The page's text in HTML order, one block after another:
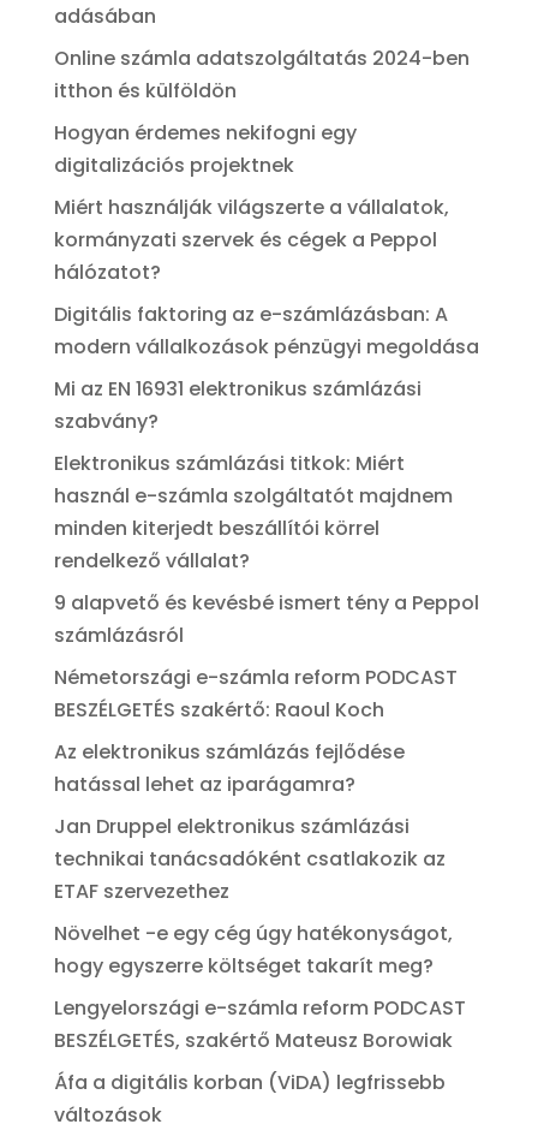
adásában
Online számla adatszolgáltatás 2024-ben
itthon és külföldön
Hogyan érdemes nekifogni egy
digitalizációs projektnek
Miért használják világszerte a vállalatok,
kormányzati szervek és cégek a Peppol
hálózatot?
Digitális faktoring az e-számlázásban: A
modern vállalkozások pénzügyi megoldása
Mi az EN 16931 elektronikus számlázási
szabvány?
Elektronikus számlázási titkok: Miért
használ e-számla szolgáltatót majdnem
minden kiterjedt beszállítói körrel
rendelkező vállalat?
9 alapvető és kevésbé ismert tény a Peppol
számlázásról
Németországi e-számla reform PODCAST
BESZÉLGETÉS szakértő: Raoul Koch
Az elektronikus számlázás fejlődése
hatással lehet az iparágamra?
Jan Druppel elektronikus számlázási
technikai tanácsadóként csatlakozik az
ETAF szervezethez
Növelhet -e egy cég úgy hatékonyságot,
hogy egyszerre költséget takarít meg?
Lengyelországi e-számla reform PODCAST
BESZÉLGETÉS, szakértő Mateusz Borowiak
Áfa a digitális korban (ViDA) legfrissebb
változások